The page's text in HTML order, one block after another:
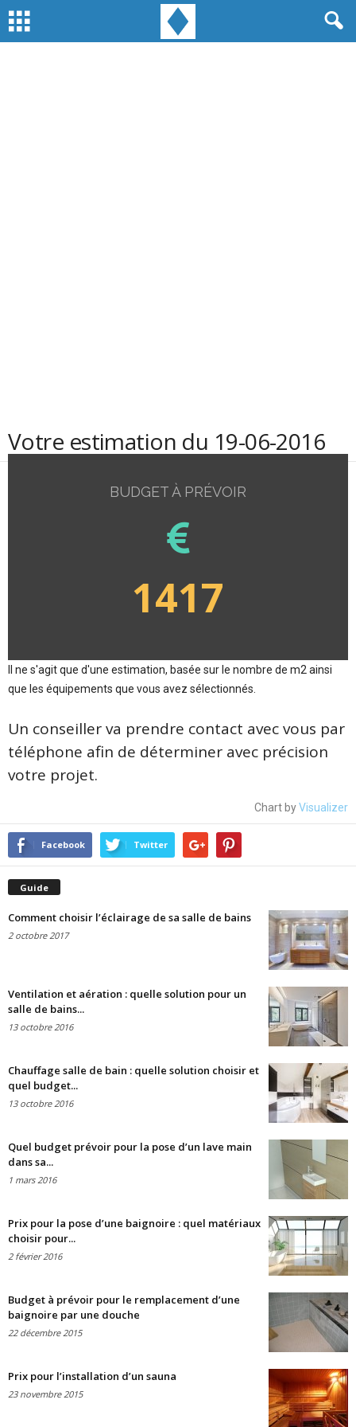
Votre estimation du 19-06-2016
BUDGET À PRÉVOIR
1417
Il ne s'agit que d'une estimation, basée sur le nombre de m2 ainsi
que les équipements que vous avez sélectionnés.
Un conseiller va prendre contact avec vous par
téléphone afin de déterminer avec précision
votre projet.
Chart byVisualizer
Facebook Twitter
Guide
Comment choisir l’éclairage de sa salle de bains
2 octobre 2017
Ventilation et aération : quelle solution pour un
salle de bains...
13 octobre 2016
Chauffage salle de bain : quelle solution choisir et
quel budget...
13 octobre 2016
Quel budget prévoir pour la pose d’un lave main
dans sa...
1 mars 2016
Prix pour la pose d’une baignoire : quel matériaux
choisir pour...
2 février 2016
Budget à prévoir pour le remplacement d’une
baignoire par une douche
22 décembre 2015
Prix pour l’installation d’un sauna
23 novembre 2015